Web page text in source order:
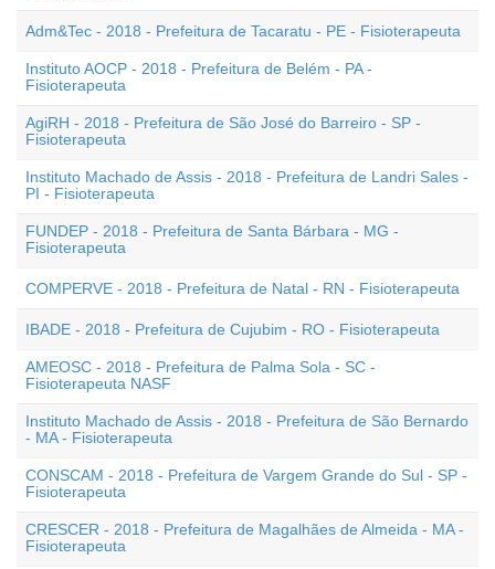
Adm&Tec - 2018 - Prefeitura de Tacaratu - PE - Fisioterapeuta
Instituto AOCP - 2018 - Prefeitura de Belém - PA -
Fisioterapeuta
AgiRH - 2018 - Prefeitura de São José do Barreiro - SP -
Fisioterapeuta
Instituto Machado de Assis - 2018 - Prefeitura de Landri Sales -
PI - Fisioterapeuta
FUNDEP - 2018 - Prefeitura de Santa Bárbara - MG -
Fisioterapeuta
COMPERVE - 2018 - Prefeitura de Natal - RN - Fisioterapeuta
IBADE - 2018 - Prefeitura de Cujubim - RO - Fisioterapeuta
AMEOSC - 2018 - Prefeitura de Palma Sola - SC -
Fisioterapeuta NASF
Instituto Machado de Assis - 2018 - Prefeitura de São Bernardo
- MA - Fisioterapeuta
CONSCAM - 2018 - Prefeitura de Vargem Grande do Sul - SP -
Fisioterapeuta
CRESCER - 2018 - Prefeitura de Magalhães de Almeida - MA -
Fisioterapeuta